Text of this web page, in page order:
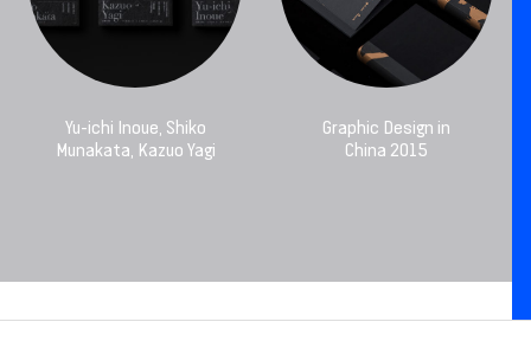
Yu-ichi Inoue, Shiko
Munakata, Kazuo Yagi
Graphic Design in
China 2015